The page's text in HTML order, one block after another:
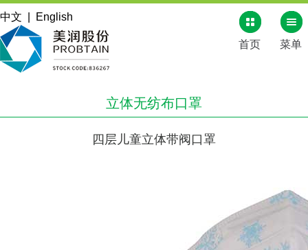
中文 English
首页 菜单
立体无纺布口罩
四层儿童立体带阀口罩